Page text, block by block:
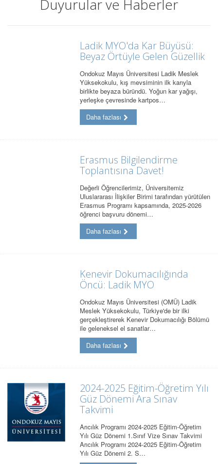
Duyurular ve Haberler
Ladik MYO'da Kar Büyüsü:
Beyaz Örtüyle Gelen Güzellik
Ondokuz Mayıs Üniversitesi Ladik Meslek
Yüksekokulu, kış mevsiminin ilk karıyla
birlikte beyaza büründü. Yoğun kar yağışı,
yerleşke çevresinde kartpos…
Daha fazlası
Erasmus Bilgilendirme
Toplantısına Davet!
Değerli Öğrencilerimiz, Üniversitemiz
Uluslararası İlişkiler Birimi tarafından yürütülen
Erasmus Programı kapsamında, 2025-2026
öğrenci başvuru dönemi…
Daha fazlası
Kenevir Dokumacılığında
Öncü: Ladik MYO
Ondokuz Mayıs Üniversitesi (OMÜ) Ladik
Meslek Yüksekokulu, Türkiye'de bir ilki
gerçekleştirerek Kenevir Dokumacılığı Bölümü
ile geleneksel el sanatlar…
Daha fazlası
2024-2025 Eğitim-Öğretim Yılı
Güz Dönemi Ara Sınav
Takvimi
Arıcılık Programı 2024-2025 Eğitim-Öğretim
Yılı Güz Dönemi 1.Sınıf Vize Sınav Takvimi
Arıcılık Programı 2024-2025 Eğitim-Öğretim
Yılı Güz Dönemi 2. S…